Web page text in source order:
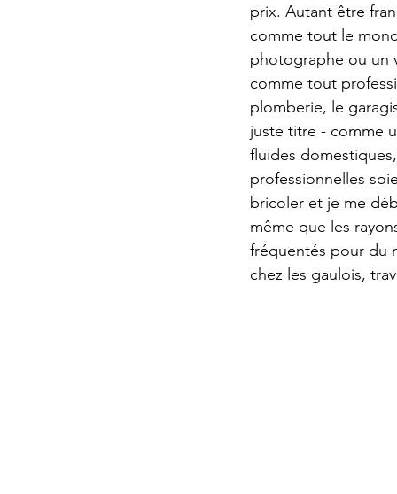
prix. Autant être
comme tout le
photographe ou un
comme tout
plomberie, le
juste titre - comme
fluides
professionnelles
bricoler et je me
même que les
fréquentés pour du
chez les gaulois,